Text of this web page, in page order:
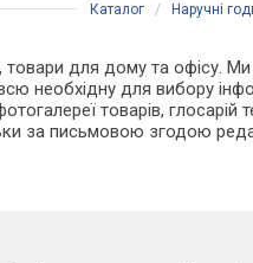
Каталог / Наручні
товари для дому та офісу.
необхідну для вибору
товарів, глосарій
за письмовою згодою